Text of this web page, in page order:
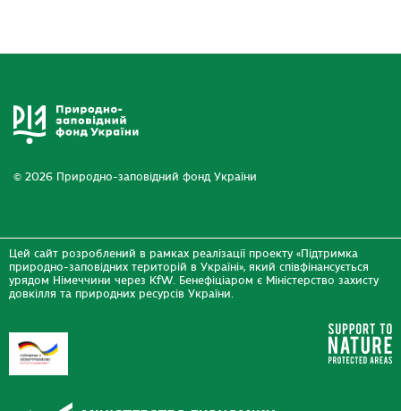
© 2026 Природно-заповідний фонд України
Цей сайт розроблений в рамках реалізації проекту «Підтримка
природно-заповідних територій в Україні», який співфінансується
урядом Німеччини через KfW. Бенефіціаром є Міністерство захисту
довкілля та природних ресурсів України.